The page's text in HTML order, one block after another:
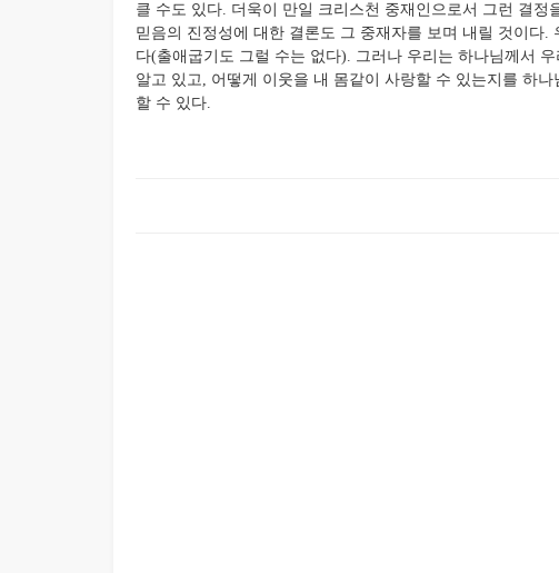
클 수도 있다. 더욱이 만일 크리스천 중재인으로서 그런 결
믿음의 진정성에 대한 결론도 그 중재자를 보며 내릴 것이다
다(출애굽기도 그럴 수는 없다). 그러나 우리는 하나님께서
알고 있고, 어떻게 이웃을 내 몸같이 사랑할 수 있는지를 하
할 수 있다.